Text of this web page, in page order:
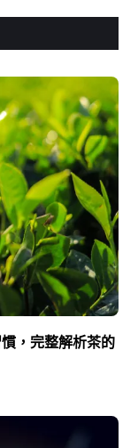
，完整解析茶的